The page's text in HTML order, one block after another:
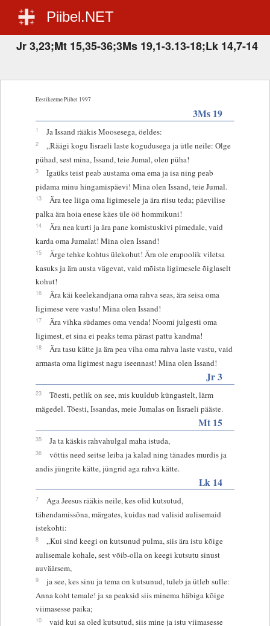
Piibel.NET
Jr 3,23;Mt 15,35-36;3Ms 19,1-3.13-18;Lk 14,7-14
Eestikeelne Piibel 1997
3Ms 19
1 Ja Issand rääkis Moosesega, öeldes:
2
„Räägi kogu Iisraeli laste kogudusega ja ütle neile: Olge
pühad, sest mina, Issand, teie Jumal, olen püha!
3
Igaüks teist peab austama oma ema ja isa ning peab
pidama minu hingamispäevi! Mina olen Issand, teie Jumal.
13
Ära tee liiga oma ligimesele ja ära riisu teda; päevilise
palka ära hoia enese käes üle öö hommikuni!
14
Ära nea kurti ja ära pane komistuskivi pimedale, vaid
karda oma Jumalat! Mina olen Issand!
15
Ärge tehke kohtus ülekohut! Ära ole erapoolik viletsa
kasuks ja ära austa vägevat, vaid mõista ligimesele õiglaselt
kohut!
16
Ära käi keelekandjana oma rahva seas, ära seisa oma
ligimese vere vastu! Mina olen Issand!
17
Ära vihka südames oma venda! Noomi julgesti oma
ligimest, et sina ei peaks tema pärast pattu kandma!
18
Ära tasu kätte ja ära pea viha oma rahva laste vastu, vaid
armasta oma ligimest nagu iseennast! Mina olen Issand!
Jr 3
23
Tõesti, petlik on see, mis kuuldub küngastelt, lärm
mägedel. Tõesti, Issandas, meie Jumalas on Iisraeli pääste.
Mt 15
35 Ja ta käskis rahvahulgal maha istuda,
36
võttis need seitse leiba ja kalad ning tänades murdis ja
andis jüngrite kätte, jüngrid aga rahva kätte.
Lk 14
7
Aga Jeesus rääkis neile, kes olid kutsutud,
tähendamissõna, märgates, kuidas nad valisid aulisemaid
istekohti:
8
„Kui sind keegi on kutsunud pulma, siis ära istu kõige
aulisemale kohale, sest võib-olla on keegi kutsutu sinust
auväärsem,
9
ja see, kes sinu ja tema on kutsunud, tuleb ja ütleb sulle:
Anna koht temale! ja sa peaksid siis minema häbiga kõige
viimasesse paika;
10
vaid kui sa oled kutsutud, siis mine ja istu viimasesse